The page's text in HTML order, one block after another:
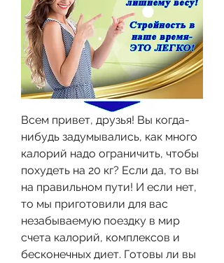
Всем привет, друзья! Вы когда-
нибудь задумывались, как много
калорий надо ограничить, чтобы
похудеть на 20 кг? Если да, то вы
на правильном пути! И если нет,
то мы приготовили для вас
незабываемую поездку в мир
счета калорий, комплексов и
бесконечных диет. Готовы ли вы